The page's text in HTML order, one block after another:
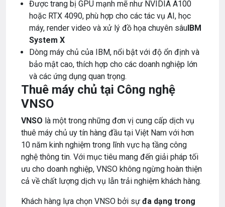
Được trang bị GPU mạnh mẽ như NVIDIA A100
hoặc RTX 4090, phù hợp cho các tác vụ AI, học
máy, render video và xử lý đồ họa chuyên sâu IBM
System X
Dòng máy chủ của IBM, nổi bật với độ ổn định và
bảo mật cao, thích hợp cho các doanh nghiệp lớn
và các ứng dụng quan trọng.
Thuê máy chủ tại Công nghệ
VNSO
VNSO là một trong những đơn vị cung cấp dịch vụ
thuê máy chủ uy tín hàng đầu tại Việt Nam với hơn
10 năm kinh nghiệm trong lĩnh vực hạ tầng công
nghệ thông tin. Với mục tiêu mang đến giải pháp tối
ưu cho doanh nghiệp, VNSO không ngừng hoàn thiện
cả về chất lượng dịch vụ lẫn trải nghiệm khách hàng.
Khách hàng lựa chọn VNSO bởi sự đa dạng trong